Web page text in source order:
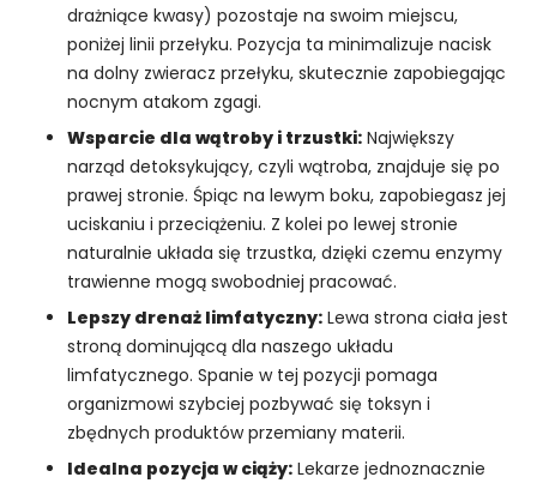
drażniące kwasy) pozostaje na swoim miejscu,
poniżej linii przełyku. Pozycja ta minimalizuje nacisk
na dolny zwieracz przełyku, skutecznie zapobiegając
nocnym atakom zgagi.
Wsparcie dla wątroby i trzustki: Największy
narząd detoksykujący, czyli wątroba, znajduje się po
prawej stronie. Śpiąc na lewym boku, zapobiegasz jej
uciskaniu i przeciążeniu. Z kolei po lewej stronie
naturalnie układa się trzustka, dzięki czemu enzymy
trawienne mogą swobodniej pracować.
Lepszy drenaż limfatyczny: Lewa strona ciała jest
stroną dominującą dla naszego układu
limfatycznego. Spanie w tej pozycji pomaga
organizmowi szybciej pozbywać się toksyn i
zbędnych produktów przemiany materii.
Idealna pozycja w ciąży: Lekarze jednoznacznie
n
w
o